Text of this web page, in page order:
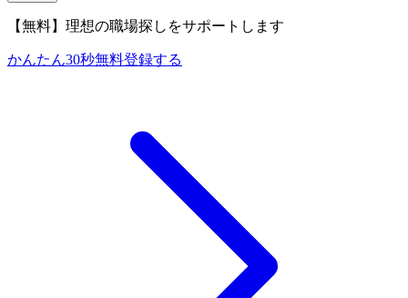
【無料】理想の職場探しをサポートします
かんたん30秒無料登録する